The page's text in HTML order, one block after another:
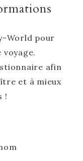
World pour
afin
et à mieux
!